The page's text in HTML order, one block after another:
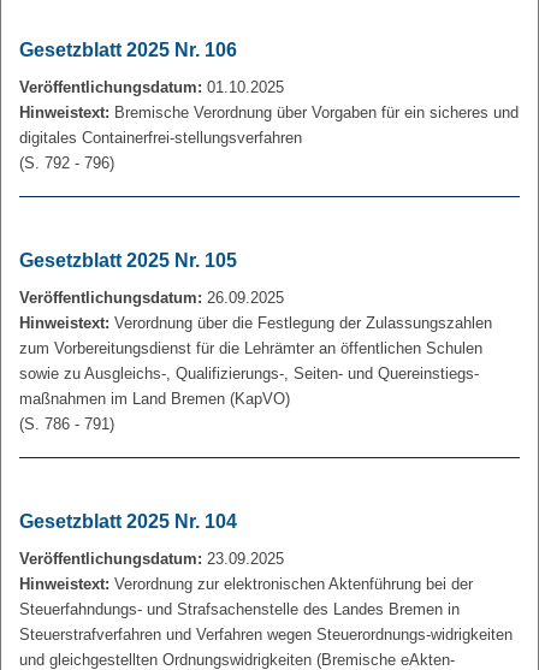
Gesetzblatt 2025 Nr. 106
Veröffentlichungsdatum: 01.10.2025
Hinweistext: Bremische Verordnung über Vorgaben für ein sicheres und
digitales Containerfrei-stellungsverfahren
(S. 792 - 796)
Gesetzblatt 2025 Nr. 105
Veröffentlichungsdatum: 26.09.2025
Hinweistext: Verordnung über die Festlegung der Zulassungszahlen
zum Vorbereitungsdienst für die Lehrämter an öffentlichen Schulen
sowie zu Ausgleichs-, Qualifizierungs-, Seiten- und Quereinstiegs-
maßnahmen im Land Bremen (KapVO)
(S. 786 - 791)
Gesetzblatt 2025 Nr. 104
Veröffentlichungsdatum: 23.09.2025
Hinweistext: Verordnung zur elektronischen Aktenführung bei der
Steuerfahndungs- und Strafsachenstelle des Landes Bremen in
Steuerstrafverfahren und Verfahren wegen Steuerordnungs-widrigkeiten
und gleichgestellten Ordnungswidrigkeiten (Bremische eAkten-